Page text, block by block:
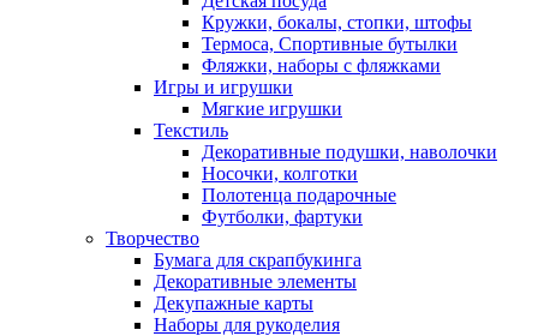
Кружки, бокалы, стопки, штофы
Термоса, Спортивные бутылки
Фляжки, наборы с фляжками
Игры и игрушки
Мягкие игрушки
Текстиль
Декоративные подушки, наволочки
Носочки, колготки
Полотенца подарочные
Футболки, фартуки
Творчество
Бумага для скрапбукинга
Декоративные элементы
Декупажные карты
Наборы для рукоделия